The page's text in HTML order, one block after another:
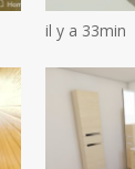
il y a 33min